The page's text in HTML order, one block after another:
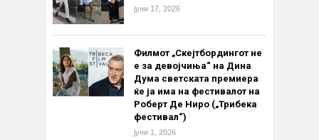
јуни 17, 2026
Филмот „Скејтбордингот не
е за девојчиња“ на Дина
Дума светската премиера
ќе ја има на фестивалот на
Роберт Де Ниро („Трибека
фестивал“)
јуни 1, 2026